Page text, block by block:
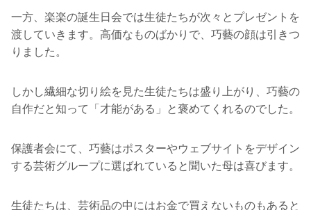
一方、楽楽の誕生日会では生徒たちが次々とプレゼントを
渡していきます。高価なものばかりで、巧藝の顔は引きつ
りました。
しかし繊細な切り絵を見た生徒たちは盛り上がり、巧藝の
自作だと知って「才能がある」と褒めてくれるのでした。
保護者会にて、巧藝はポスターやウェブサイトをデザイン
する芸術グループに選ばれていると聞いた母は喜びます。
生徒たちは、芸術品の中にはお金で買えないものもあると